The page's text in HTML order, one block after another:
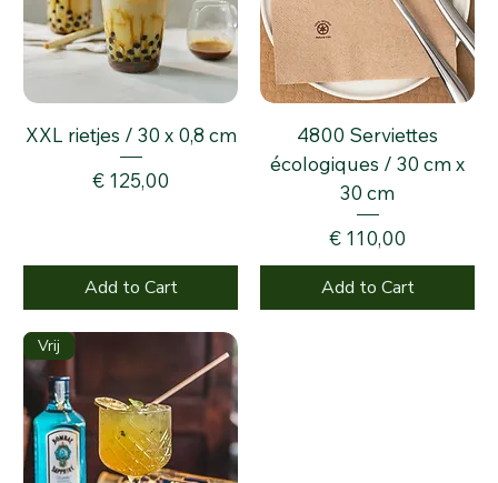
XXL rietjes / 30 x 0,8 cm
Price
€ 125,00
Add to Cart
4800 Serviettes
écologiques / 30 cm x
30 cm
Price
€ 110,00
Add to Cart
Vrij